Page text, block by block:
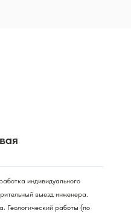
индивидуального
выезд инженера.
Геологический работы (по